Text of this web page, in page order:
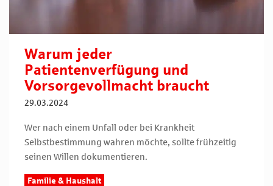
Warum jeder
Patientenverfügung und
Vorsorgevollmacht braucht
29.03.2024
Wer nach einem Unfall oder bei Krankheit
Selbstbestimmung wahren möchte, sollte frühzeitig
seinen Willen dokumentieren.
Familie & Haushalt